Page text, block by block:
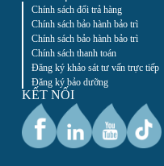
Chính sách đổi trả hàng
Chính sách bảo hành bảo trì
Chính sách bảo hành bảo trì
Chính sách thanh toán
Đăng ký khảo sát tư vấn trực tiếp
Đăng ký bảo dưỡng
KẾT NỐI